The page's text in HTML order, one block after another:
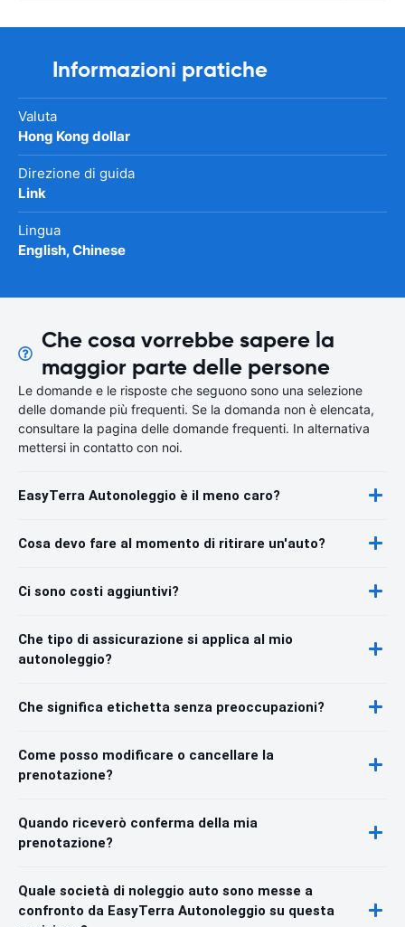
Informazioni pratiche
Valuta
Hong Kong dollar
Direzione di guida
Link
Lingua
English, Chinese
Che cosa vorrebbe sapere la
maggior parte delle persone
Le domande e le risposte che seguono sono una selezione
delle domande più frequenti. Se la domanda non è elencata,
consultare la pagina delle domande frequenti. In alternativa
mettersi in contatto con noi.
EasyTerra Autonoleggio è il meno caro?
Cosa devo fare al momento di ritirare un'auto?
Ci sono costi aggiuntivi?
Che tipo di assicurazione si applica al mio
autonoleggio?
Che significa etichetta senza preoccupazioni?
Come posso modificare o cancellare la
prenotazione?
Quando riceverò conferma della mia
prenotazione?
Quale società di noleggio auto sono messe a
confronto da EasyTerra Autonoleggio su questa